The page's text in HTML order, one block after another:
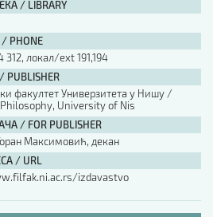
/ LIBRARY
PHONE
312, локал/ext 191,194
факултет Универзитета у Нишу /
University of Nis
/ FOR PUBLISHER
Максимовић, декан
/ URL
izdavastvo